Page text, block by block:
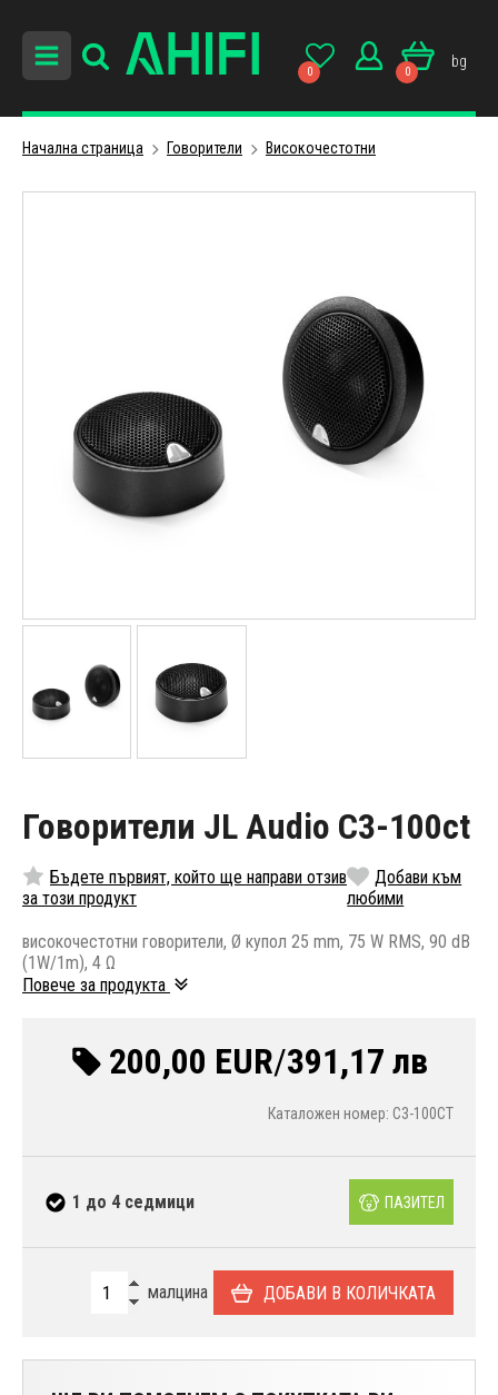
0 0
bg
Начална страница Говорители Високочестотни
Говорители JL Audio C3-100ct
Бъдете първият, който ще направи отзив
за този продукт
Добави към
любими
високочестотни говорители, Ø купол 25 mm, 75 W RMS, 90 dB
(1W/1m), 4 Ω
Повече за продукта
200,00 EUR/391,17 лв
Каталожен номер: C3-100CT
1 до 4 седмици ПАЗИТЕЛ
малцина ДОБАВИ В КОЛИЧКАТА